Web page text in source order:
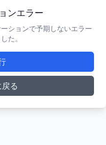
ンエラー
ションで予期しないエラー
た。
る